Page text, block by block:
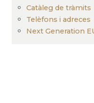
Catàleg de tràmits
Telèfons i adreces
Next Generation